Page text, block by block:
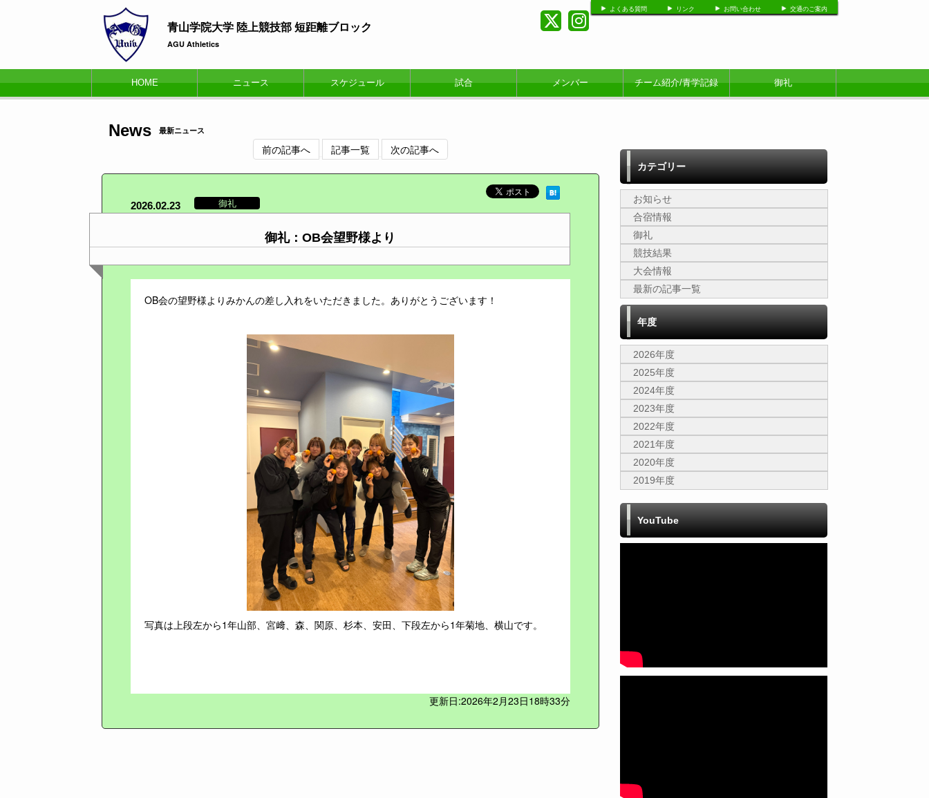
よくある質問 リンク お問い合わせ 交通のご案内
青山学院大学 陸上競技部 短距離ブロック
AGU Athletics
HOME ニュース スケジュール 試合 メンバー チーム紹介/青学記録 御礼
News 最新ニュース
前の記事へ 記事一覧 次の記事へ
2026.02.23 御礼
御礼：OB会望野様より
OB会の望野様よりみかんの差し入れをいただきました。ありがとうございます！
写真は上段左から1年山部、宮﨑、森、関原、杉本、安田、下段左から1年菊地、横山です。
更新日:2026年2月23日18時33分
カテゴリー
お知らせ
合宿情報
御礼
競技結果
大会情報
最新の記事一覧
年度
2026年度
2025年度
2024年度
2023年度
2022年度
2021年度
2020年度
2019年度
YouTube